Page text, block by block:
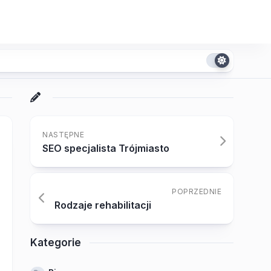
NASTĘPNE
SEO specjalista Trójmiasto
POPRZEDNIE
Rodzaje rehabilitacji
Kategorie